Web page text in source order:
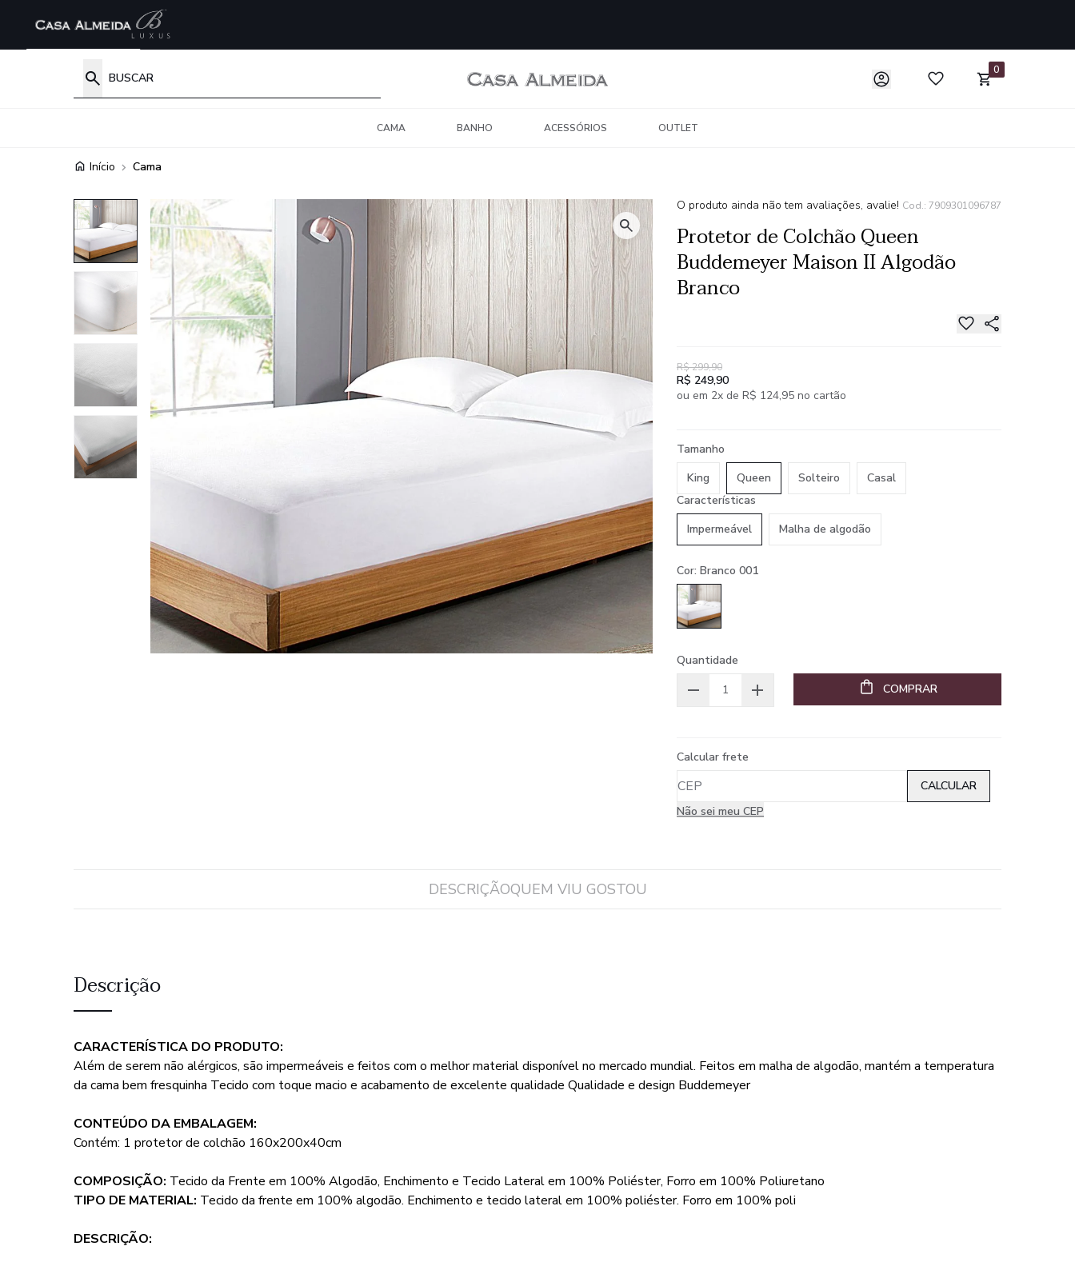
0
CAMA BANHO ACESSÓRIOS OUTLET
Início Cama
O produto ainda não tem avaliações, avalie! Cod.: 7909301096787
Protetor de Colchão Queen
Buddemeyer Maison II Algodão
Branco
R$ 299,90
R$ 249,90
ou em 2x de R$ 124,95 no cartão
Tamanho
King
Queen Solteiro
Casal
Características
Impermeável
Malha de algodão
Cor: Branco 001
Quantidade
COMPRAR
Calcular frete
Não sei meu CEP
DESCRIÇÃOQUEM VIU GOSTOU
Descrição
CARACTERÍSTICA DO PRODUTO:
Além de serem não alérgicos, são impermeáveis e feitos com o melhor material disponível no mercado mundial. Feitos em malha de algodão, mantém a temperatura
da cama bem fresquinha Tecido com toque macio e acabamento de excelente qualidade Qualidade e design Buddemeyer
CONTEÚDO DA EMBALAGEM:
Contém: 1 protetor de colchão 160x200x40cm
COMPOSIÇÃO: Tecido da Frente em 100% Algodão, Enchimento e Tecido Lateral em 100% Poliéster, Forro em 100% Poliuretano
TIPO DE MATERIAL: Tecido da frente em 100% algodão. Enchimento e tecido lateral em 100% poliéster. Forro em 100% poli
DESCRIÇÃO: